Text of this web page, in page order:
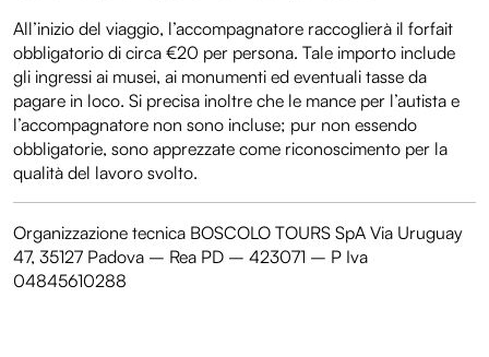
All’inizio del viaggio, l’accompagnatore raccoglierà il forfait
obbligatorio di circa €20 per persona. Tale importo include
gli ingressi ai musei, ai monumenti ed eventuali tasse da
pagare in loco. Si precisa inoltre che le mance per l’autista e
l’accompagnatore non sono incluse; pur non essendo
obbligatorie, sono apprezzate come riconoscimento per la
qualità del lavoro svolto.
Organizzazione tecnica BOSCOLO TOURS SpA Via Uruguay
47, 35127 Padova – Rea PD – 423071 – P Iva
04845610288